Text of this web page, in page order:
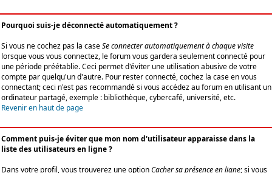
Pourquoi suis-je déconnecté automatiquement ?
Si vous ne cochez pas la caseSe connecter automatiquement à chaque visite
lorsque vous vous connectez, le forum vous gardera seulement connecté pour
une période préétablie. Ceci permet d'éviter une utilisation abusive de votre
compte par quelqu'un d'autre. Pour rester connecté, cochez la case en vous
connectant; ceci n'est pas recommandé si vous accédez au forum en utilisant un
ordinateur partagé, exemple : bibliothèque, cybercafé, université, etc.
Revenir en haut de page
Comment puis-je éviter que mon nom d'utilisateur apparaisse dans la
liste des utilisateurs en ligne ?
Dans votre profil, vous trouverez une optionCacher sa présence en ligne; si vous